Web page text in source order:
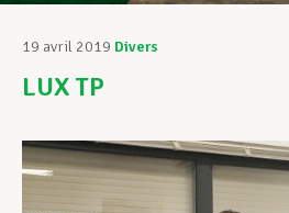
Assistance au Travail
Vos droits
Assistance en vie privée
19 avril 2019 Divers
LUX TP